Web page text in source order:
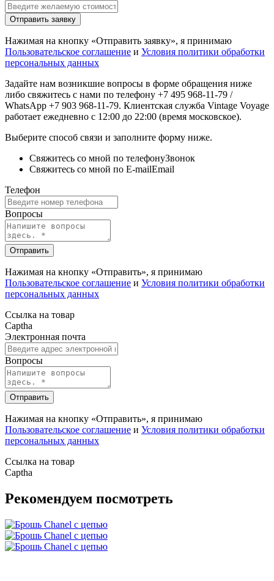
Отправить заявку
Нажимая на кнопку «Отправить заявку», я принимаю
Пользовательское соглашение и Условия политики обработки
персональных данных
Задайте нам возникшие вопросы в форме обращения ниже
либо свяжитесь с нами по телефону +7 495 968-11-79 /
WhatsApp +7 903 968-11-79. Клиентская служба Vintage Voyage
работает ежедневно с 12:00 до 22:00 (время московское).
Выберите способ связи и заполните форму ниже.
Свяжитесь со мной по телефонуЗвонок
Свяжитесь со мной по E-mailEmail
Телефон
Вопросы
Отправить
Нажимая на кнопку «Отправить», я принимаю
Пользовательское соглашение и Условия политики обработки
персональных данных
Ссылка на товар
Captha
Электронная почта
Вопросы
Отправить
Нажимая на кнопку «Отправить», я принимаю
Пользовательское соглашение и Условия политики обработки
персональных данных
Ссылка на товар
Captha
Рекомендуем посмотреть